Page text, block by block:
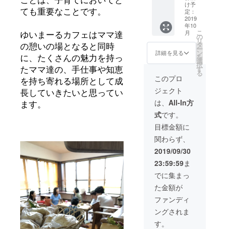
ても重要なことです。
ゆいまーるカフェはママ達
の憩いの場となると同時
に、たくさんの魅力を持っ
たママ達の、手仕事や知恵
を持ち寄れる場所として成
長していきたいと思ってい
ます。
＾＾
へは、
一度冷
凍した
ものを
クール
便でお
届けい
た、沖
縄の自
然の恵
みを詰
め込ん
だオリ
ジナル
のドラ
イフラ
ワー
リース
をお作
りいた
しま
す。 デ
ザイン
や花の
種類
類をご
用意い
たしま
す。 く
らげパ
ン特製
の、自
家製焼
き菓子
が楽し
める
チャン
ス♫ ス
コーン
やマ
フィ
ン、人
気のお
野菜
ケーキ
などを
ご用意
する予
定で
す。 県
外の方
へは、
をお届
けしま
す♫ く
らげパ
ンおま
かせ
セット
を毎月1
回、お
届けし
ます！
大切に
かけ継
ぎなが
ら育て
ている
自家製
の天然
酵母を
使って
一つ一
つてい
ねいに
焼き上
げたく
らげパ
ン。 そ
け予
定：
2019
年10
月
詳細を見る
こ
の
リ
タ
ー
ン
を
選
択
す
る
このプロ
ジェクト
は、 All-In方
式です。
目標金額に
関わらず、
2019/09/30
23:59:59ま
でに集まっ
た金額が
ファンディ
ングされま
す。